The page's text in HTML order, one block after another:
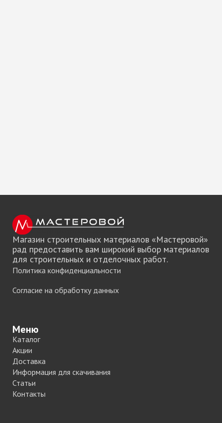
Магазин строительных материалов «Мастеровой»
рад предоставить вам широкий выбор материалов
для строительных и отделочных работ.
Политика конфиденциальности
Согласие на обработку данных
Меню
Каталог
Акции
Доставка
Информация для скачивания
Статьи
Контакты